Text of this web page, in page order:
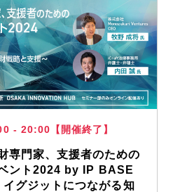
- 20:00【開催終了】
専門家、支援者のための
ント2024 by IP BASE
グジットにつながる知